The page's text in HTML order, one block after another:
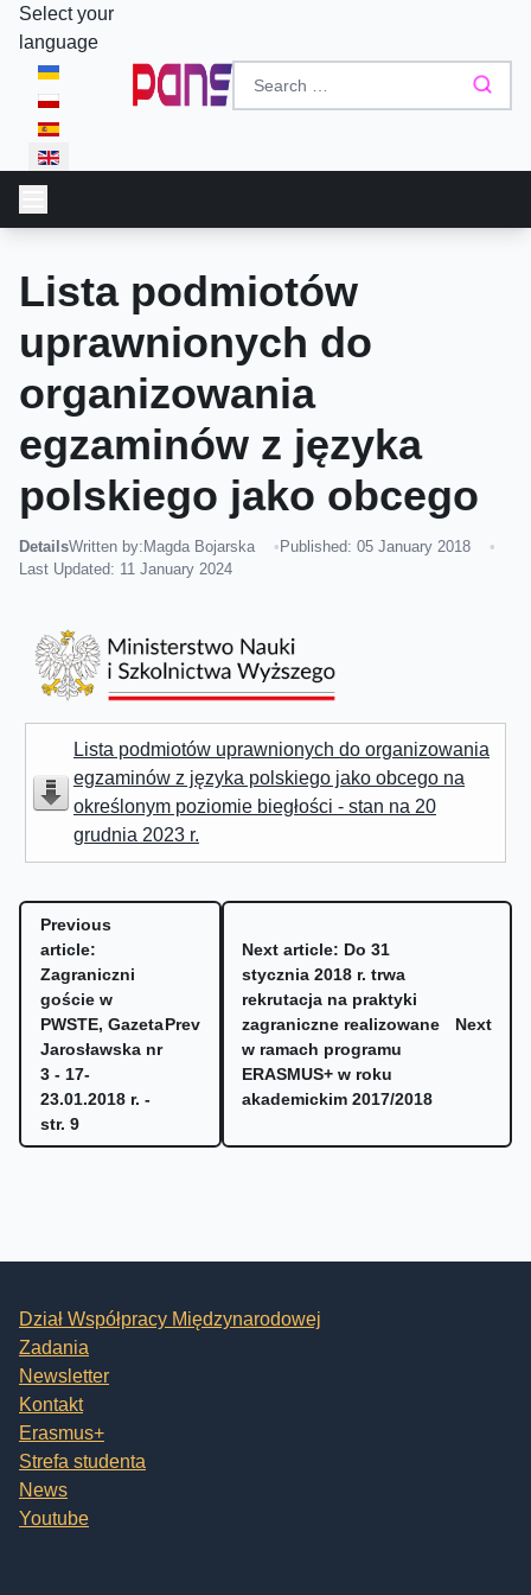
Select your
language
Lista podmiotów
uprawnionych do
organizowania
egzaminów z języka
polskiego jako obcego
DetailsWritten by: Magda Bojarska
Published: 05 January 2018
Last Updated: 11 January 2024
Lista podmiotów uprawnionych do organizowania
egzaminów z języka polskiego jako obcego na
określonym poziomie biegłości - stan na 20
grudnia 2023 r.
Previous
article:
Zagraniczni
goście w
PWSTE, Gazeta
Jarosławska nr
3 - 17-
23.01.2018 r. -
str. 9
Prev
Next article: Do 31
stycznia 2018 r. trwa
rekrutacja na praktyki
zagraniczne realizowane
w ramach programu
ERASMUS+ w roku
akademickim 2017/2018
Next
Dział Współpracy Międzynarodowej
Zadania
Newsletter
Kontakt
Erasmus+
Strefa studenta
News
Youtube